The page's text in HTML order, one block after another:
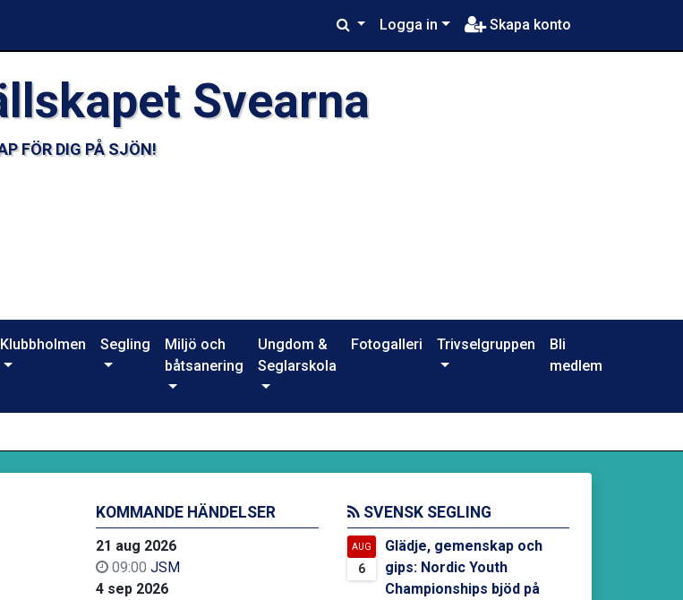
Logga in Skapa konto
Svearna
FÖR DIG PÅ SJÖN!
Klubbholmen Segling
Miljö och
båtsanering
Ungdom &
Seglarskola
Fotogalleri Trivselgruppen
Bli
medlem
KOMMANDE HÄNDELSER
21 aug 2026
09:00 JSM
4 sep 2026
SVENSK SEGLING
AUG
6
Glädje, gemenskap och
gips: Nordic Youth
Championships bjöd på